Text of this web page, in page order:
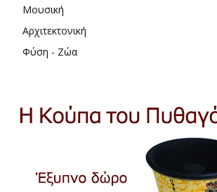
Μουσική
Αρχιτεκτονική
Φύση - Ζώα